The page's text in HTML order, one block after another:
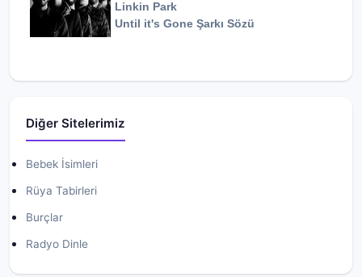
Linkin Park
Until it's Gone Şarkı Sözü
Diğer Sitelerimiz
Bebek İsimleri
Rüya Tabirleri
Burçlar
Radyo Dinle